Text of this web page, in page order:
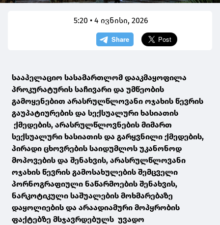
5:20 • 4 ივნისი, 2026
სააპელაციო სასამართლომ დააკმაყოფილა
პროკურატურის საჩივარი და უმწეობის
გამოყენებით არასრულწლოვანი ოჯახის წევრის
გაუპატიურების და სექსუალური ხასიათის
ქმედების, არასრულწლოვნების მიმართ
სექსუალური ხასიათის და გარყვნილი ქმედების,
პირადი ცხოვრების საიდუმლოს უკანონოდ
მოპოვების და შენახვის, არასრულწლოვანი
ოჯახის წევრის გამოსახულების შემცველი
პორნოგრაფიული ნაწარმოების შენახვის,
ნარკოტიკული საშუალების მოხმარებაზე
დაყოლიების და არაადიამური მოპყრობის
ფაქტებზე მსჯავრდებულს უვადო